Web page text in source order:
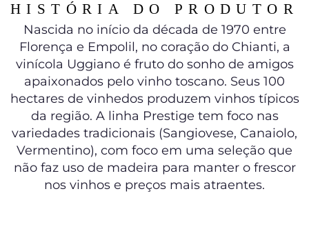
HISTÓRIA DO PRODUTOR
Nascida no início da década de 1970 entre
Florença e Empolil, no coração do Chianti, a
vinícola Uggiano é fruto do sonho de amigos
apaixonados pelo vinho toscano. Seus 100
hectares de vinhedos produzem vinhos típicos
da região. A linha Prestige tem foco nas
variedades tradicionais (Sangiovese, Canaiolo,
Vermentino), com foco em uma seleção que
não faz uso de madeira para manter o frescor
nos vinhos e preços mais atraentes.